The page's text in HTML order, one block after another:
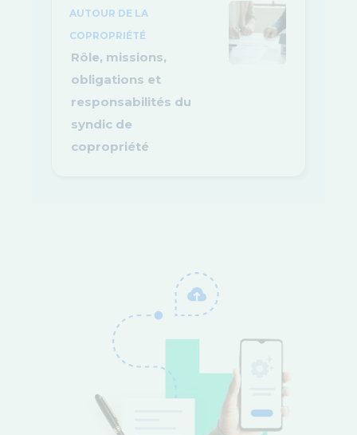
AUTOUR DE LA
COPROPRIÉTÉ
Rôle, missions,
obligations et
responsabilités du
syndic de
copropriété